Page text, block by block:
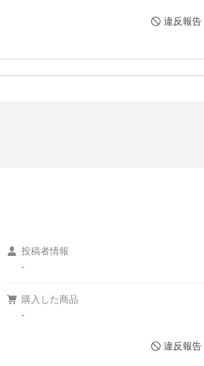
違反報告
投稿者情報
-
購入した商品
-
違反報告